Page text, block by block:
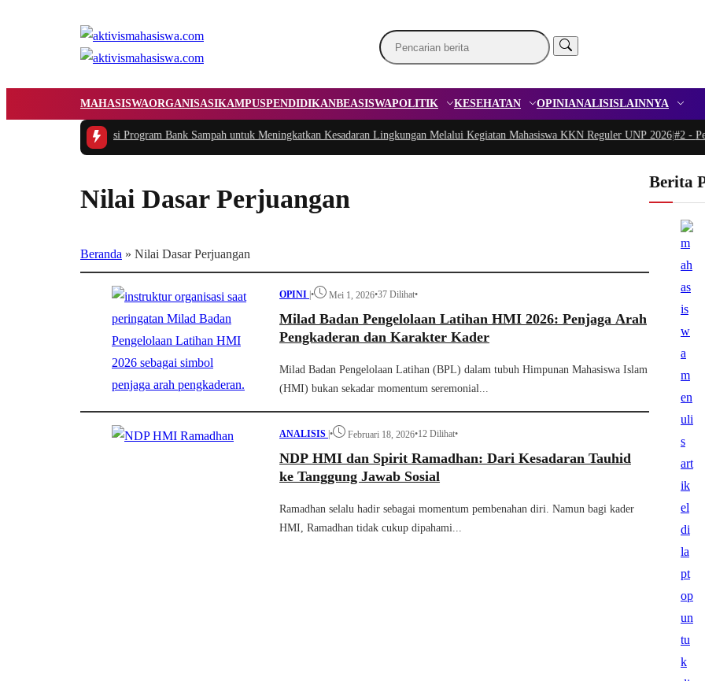
MAHASISWAORGANISASIKAMPUSPENDIDIKANBEASISWAPOLITIK KESEHATAN OPINIANALISISLAINNYA
dan Implementasi Program Bank Sampah untuk Meningkatkan Kesadaran Lingkungan Melalui Kegiatan Mahasiswa KKN Reguler UNP 2026|#2 -Peduli
Nilai Dasar Perjuangan
Beranda » Nilai Dasar Perjuangan
OPINI |• Mei 1, 2026•37 Dilihat•
Milad Badan Pengelolaan Latihan HMI 2026: Penjaga Arah
Pengkaderan dan Karakter Kader
Milad Badan Pengelolaan Latihan (BPL) dalam tubuh Himpunan Mahasiswa Islam
(HMI) bukan sekadar momentum seremonial...
ANALISIS |• Februari 18, 2026•12 Dilihat•
NDP HMI dan Spirit Ramadhan: Dari Kesadaran Tauhid
ke Tanggung Jawab Sosial
Ramadhan selalu hadir sebagai momentum pembenahan diri. Namun bagi kader
HMI, Ramadhan tidak cukup dipahami...
Berita